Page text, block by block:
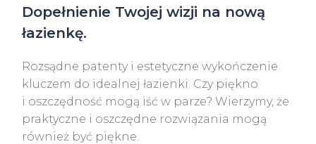
Dopełnienie Twojej wizji na nową
łazienkę.
Rozsądne patenty i estetyczne wykończenie
kluczem do idealnej łazienki. Czy piękno
i oszczędność mogą iść w parze? Wierzymy, że
praktyczne i oszczędne rozwiązania mogą
również być piękne.